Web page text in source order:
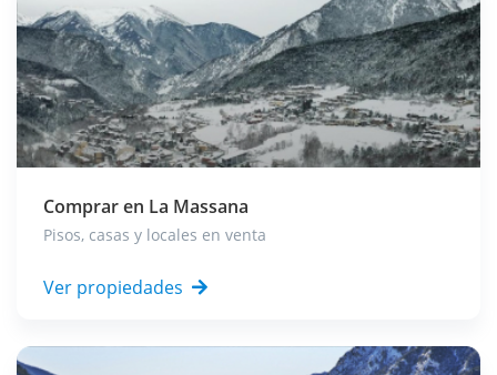
Comprar en La Massana
Pisos, casas y locales en venta
Ver propiedades